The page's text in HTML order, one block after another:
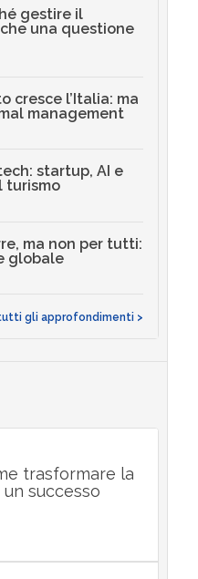
gestire il
una questione
cresce l’Italia: ma
management
startup, AI e
turismo
ma non per tutti:
globale
gli approfondimenti >
trasformare la
successo